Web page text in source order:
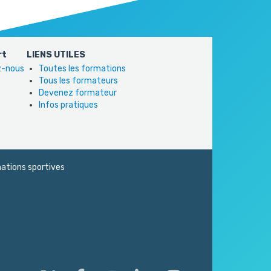
nous
LIENS UTILES
Toutes les formations
Tous les formateurs
Devenez formateur
Infos pratiques
sportives